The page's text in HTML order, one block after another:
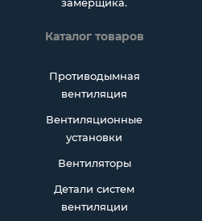
Каталог товаров
Противодымная
вентиляция
Вентиляционные
установки
Вентиляторы
Детали систем
вентиляции